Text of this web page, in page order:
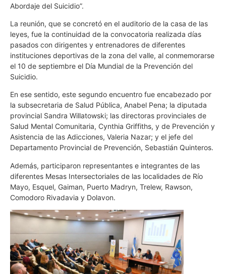
Abordaje del Suicidio”.
La reunión, que se concretó en el auditorio de la casa de las
leyes, fue la continuidad de la convocatoria realizada días
pasados con dirigentes y entrenadores de diferentes
instituciones deportivas de la zona del valle, al conmemorarse
el 10 de septiembre el Día Mundial de la Prevención del
Suicidio.
En ese sentido, este segundo encuentro fue encabezado por
la subsecretaria de Salud Pública, Anabel Pena; la diputada
provincial Sandra Willatowski; las directoras provinciales de
Salud Mental Comunitaria, Cynthia Griffiths, y de Prevención y
Asistencia de las Adicciones, Valeria Nazar; y el jefe del
Departamento Provincial de Prevención, Sebastián Quinteros.
Además, participaron representantes e integrantes de las
diferentes Mesas Intersectoriales de las localidades de Río
Mayo, Esquel, Gaiman, Puerto Madryn, Trelew, Rawson,
Comodoro Rivadavia y Dolavon.